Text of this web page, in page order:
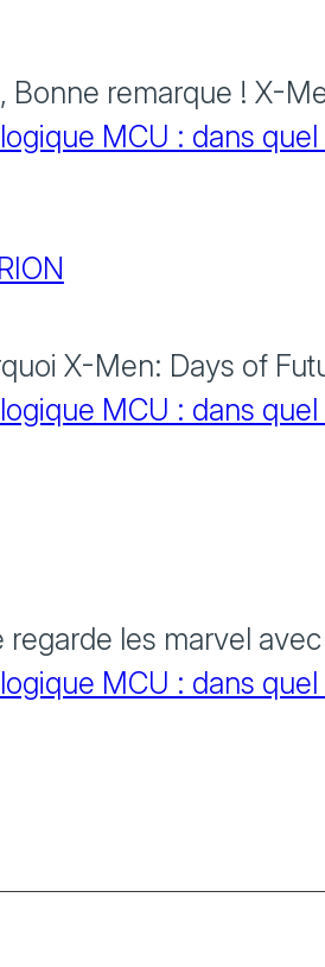
Bonne remarque ! X-
MCU : dans
X-Men: Days of
MCU : dans
regarde les marvel
MCU : dans